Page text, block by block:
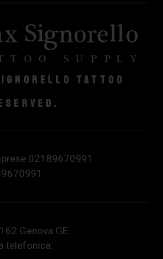
Tattoo
02189670991
Genova GE
telefonica: